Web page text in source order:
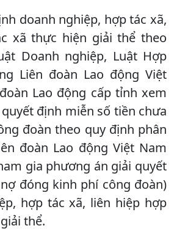
doanh nghiệp, hợp tác xã,
xã thực hiện giải thể theo
Doanh nghiệp, Luật Hợp
Liên đoàn Lao động Việt
Lao động cấp tỉnh xem
định miễn số tiền chưa
đoàn theo quy định phân
đoàn Lao động Việt Nam
gia phương án giải quyết
đóng kinh phí công đoàn)
hợp tác xã, liên hiệp hợp
thể.